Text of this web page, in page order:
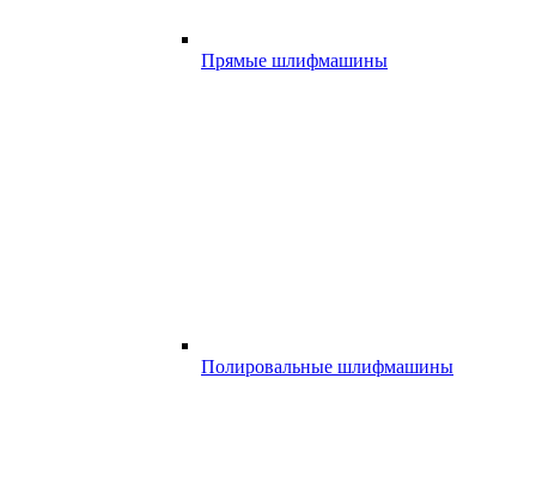
Прямые шлифмашины
Полировальные шлифмашины